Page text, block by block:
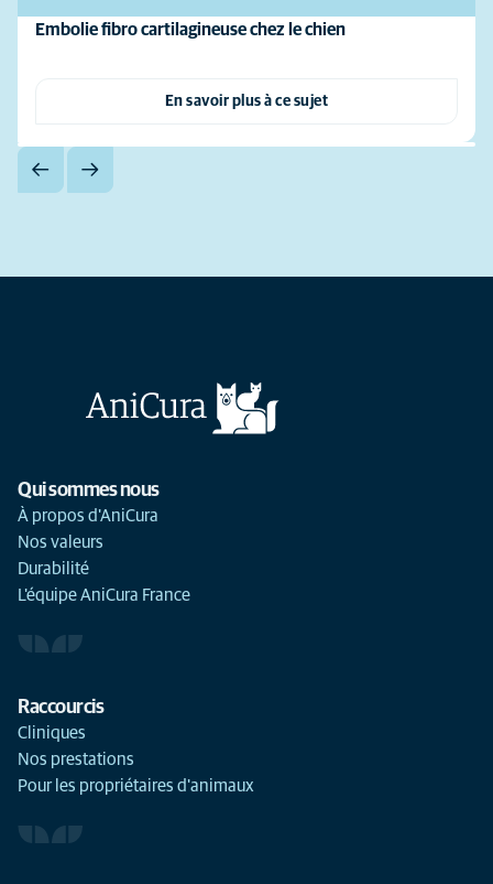
Embolie fibro cartilagineuse chez le chien
En savoir plus à ce sujet
Qui sommes nous
À propos d'AniCura
Nos valeurs
Durabilité
L'équipe AniCura France
Raccourcis
Cliniques
Nos prestations
Pour les propriétaires d'animaux